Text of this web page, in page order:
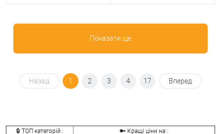
Показати ще
Назад 1 2 3 4 17 Вперед
🔒 ТОП категорій :
🔑 Кращі ціни на :